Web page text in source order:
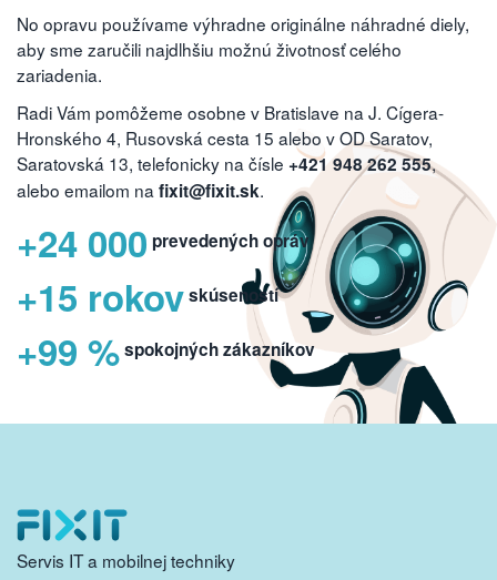
No opravu používame výhradne originálne náhradné diely,
aby sme zaručili najdlhšiu možnú životnosť celého
zariadenia.
Radi Vám pomôžeme osobne v Bratislave na J. Cígera-
Hronského 4, Rusovská cesta 15 alebo v OD Saratov,
Saratovská 13, telefonicky na čísle +421 948 262 555,
alebo emailom na fixit@fixit.sk.
+24 000 prevedených opráv
+15 rokovskúseností
+99 %spokojných zákazníkov
Servis IT a mobilnej techniky